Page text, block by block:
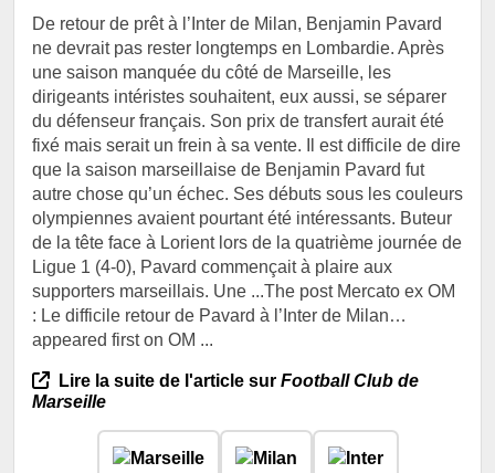
De retour de prêt à l’Inter de Milan, Benjamin Pavard
ne devrait pas rester longtemps en Lombardie. Après
une saison manquée du côté de Marseille, les
dirigeants intéristes souhaitent, eux aussi, se séparer
du défenseur français. Son prix de transfert aurait été
fixé mais serait un frein à sa vente. Il est difficile de dire
que la saison marseillaise de Benjamin Pavard fut
autre chose qu’un échec. Ses débuts sous les couleurs
olympiennes avaient pourtant été intéressants. Buteur
de la tête face à Lorient lors de la quatrième journée de
Ligue 1 (4-0), Pavard commençait à plaire aux
supporters marseillais. Une ...The post Mercato ex OM
: Le difficile retour de Pavard à l’Inter de Milan…
appeared first on OM ...
Lire la suite de l'article sur Football Club de
Marseille